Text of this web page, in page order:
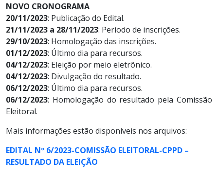
NOVO CRONOGRAMA
20/11/2023: Publicação do Edital.
21/11/2023 a 28/11/2023: Período de inscrições.
29/10/2023: Homologação das inscrições.
01/12/2023: Último dia para recursos.
04/12/2023: Eleição por meio eletrônico.
04/12/2023: Divulgação do resultado.
06/12/2023: Último dia para recursos.
06/12/2023: Homologação do resultado pela Comissão
Eleitoral.
Mais informações estão disponíveis nos arquivos:
EDITAL Nº 6/2023-COMISSÃO ELEITORAL-CPPD –
RESULTADO DA ELEIÇÃO